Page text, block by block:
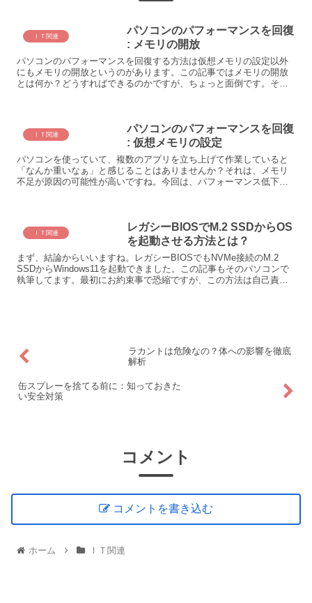
ＩＴ関連
パソコンのパフォーマンスを回復
: メモリの開放
パソコンのパフォーマンスを回復する方法は仮想メモリの設定以外
にもメモリの開放というのがあります。この記事ではメモリの開放
とは何か？どうすればできるのかですが、ちょっと面倒です。そこ
ＩＴ関連
パソコンのパフォーマンスを回復
: 仮想メモリの設定
パソコンを使っていて、複数のアプリを立ち上げて作業していると
「なんか重いなぁ」と感じることはありませんか？それは、メモリ
不足が原因の可能性が高いですね。今回は、パフォーマンス低下の
ＩＴ関連
レガシーBIOSでM.2 SSDからOS
を起動させる方法とは？
まず、結論からいいますね。レガシーBIOSでもNVMe接続のM.2
SSDからWindows11を起動できました。この記事もそのパソコンで
執筆してます。最初にお約束事で恐縮ですが、この方法は自己責任
ラカントは危険なの？体への影響を徹底
解析
缶スプレーを捨てる前に：知っておきた
い安全対策
コメント
コメントを書き込む
ホーム ＩＴ関連